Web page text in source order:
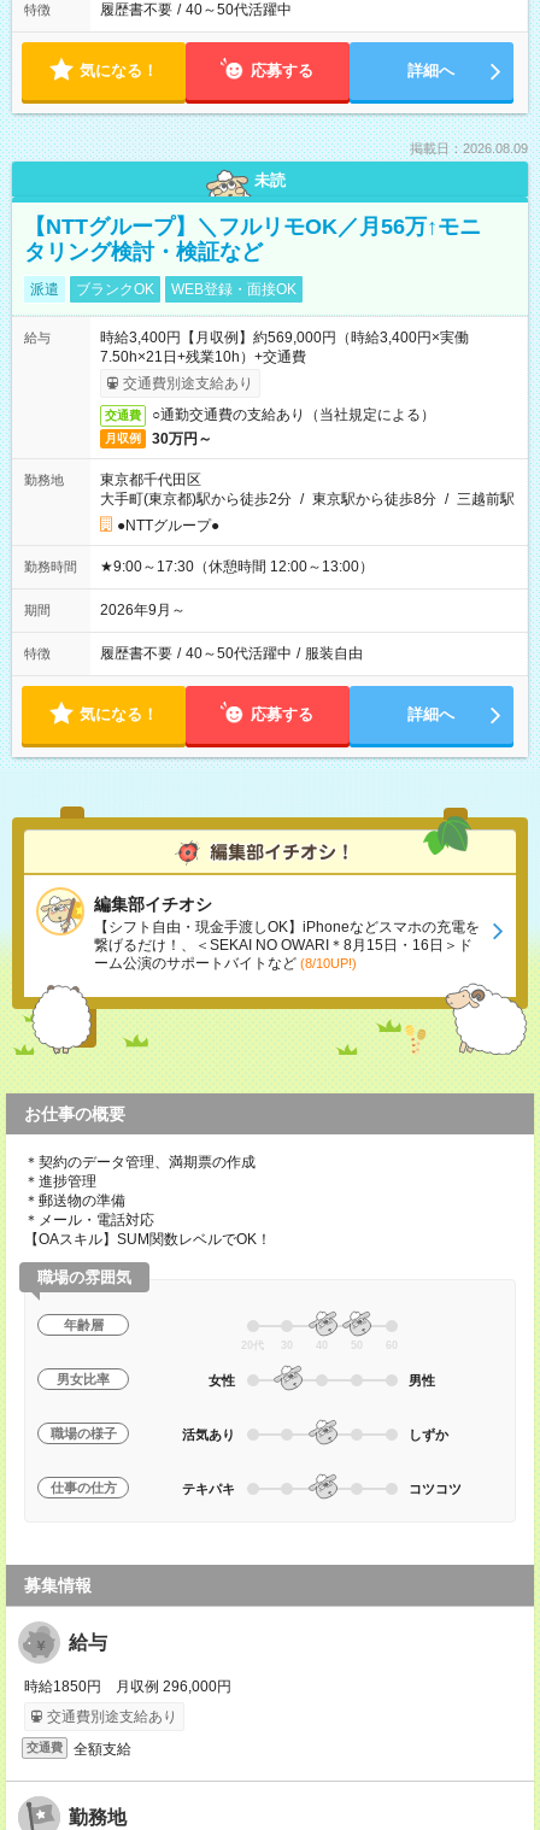
特徴 履歴書不要 / 40～50代活躍中
気になる！ 応募する 詳細へ
掲載日：2026.08.09
未読
【NTTグループ】＼フルリモOK／月56万↑モニ
タリング検討・検証など
派遣 ブランクOK WEB登録・面接OK
給与
時給3,400円【月収例】約569,000円（時給3,400円×実働
7.50h×21日+残業10h）+交通費
交通費別途支給あり
交通費 ○通勤交通費の支給あり（当社規定による）
月収例 30万円～
勤務地
東京都千代田区
大手町(東京都)駅から徒歩2分 / 東京駅から徒歩8分 / 三越前駅
●NTTグループ●
勤務時間 ★9:00～17:30（休憩時間 12:00～13:00）
期間 2026年9月～
特徴 履歴書不要 / 40～50代活躍中 / 服装自由
気になる！ 応募する 詳細へ
編集部イチオシ
【シフト自由・現金手渡しOK】iPhoneなどスマホの充電を
繋げるだけ！、＜SEKAI NO OWARI＊8月15日・16日＞ド
ーム公演のサポートバイトなど (8/10UP!)
お仕事の概要
＊契約のデータ管理、満期票の作成
＊進捗管理
＊郵送物の準備
＊メール・電話対応
【OAスキル】SUM関数レベルでOK！
職場の雰囲気
年齢層
20代 30 40 50 60
男女比率 女性 男性
職場の様子 活気あり しずか
仕事の仕方 テキパキ コツコツ
募集情報
給与
時給1850円 月収例 296,000円
交通費別途支給あり
交通費 全額支給
勤務地